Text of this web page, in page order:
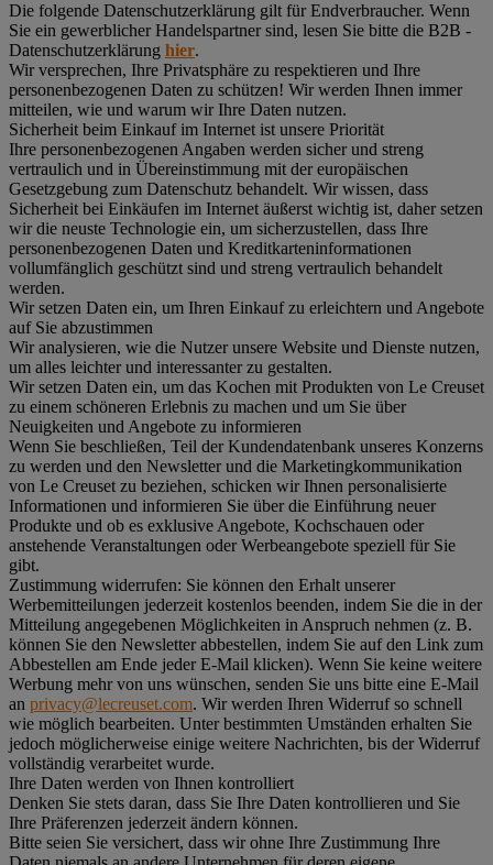
Die folgende Datenschutzerklärung gilt für Endverbraucher. Wenn
Sie ein gewerblicher Handelspartner sind, lesen Sie bitte die B2B -
Datenschutzerklärung hier.
Wir versprechen, Ihre Privatsphäre zu respektieren und Ihre
personenbezogenen Daten zu schützen! Wir werden Ihnen immer
mitteilen, wie und warum wir Ihre Daten nutzen.
Sicherheit beim Einkauf im Internet ist unsere Priorität
Ihre personenbezogenen Angaben werden sicher und streng
vertraulich und in Übereinstimmung mit der europäischen
Gesetzgebung zum Datenschutz behandelt. Wir wissen, dass
Sicherheit bei Einkäufen im Internet äußerst wichtig ist, daher setzen
wir die neuste Technologie ein, um sicherzustellen, dass Ihre
personenbezogenen Daten und Kreditkarteninformationen
vollumfänglich geschützt sind und streng vertraulich behandelt
werden.
Wir setzen Daten ein, um Ihren Einkauf zu erleichtern und Angebote
auf Sie abzustimmen
Wir analysieren, wie die Nutzer unsere Website und Dienste nutzen,
um alles leichter und interessanter zu gestalten.
Wir setzen Daten ein, um das Kochen mit Produkten von Le Creuset
zu einem schöneren Erlebnis zu machen und um Sie über
Neuigkeiten und Angebote zu informieren
Wenn Sie beschließen, Teil der Kundendatenbank unseres Konzerns
zu werden und den Newsletter und die Marketingkommunikation
von Le Creuset zu beziehen, schicken wir Ihnen personalisierte
Informationen und informieren Sie über die Einführung neuer
Produkte und ob es exklusive Angebote, Kochschauen oder
anstehende Veranstaltungen oder Werbeangebote speziell für Sie
gibt.
Zustimmung widerrufen: Sie können den Erhalt unserer
Werbemitteilungen jederzeit kostenlos beenden, indem Sie die in der
Mitteilung angegebenen Möglichkeiten in Anspruch nehmen (z. B.
können Sie den Newsletter abbestellen, indem Sie auf den Link zum
Abbestellen am Ende jeder E-Mail klicken). Wenn Sie keine weitere
Werbung mehr von uns wünschen, senden Sie uns bitte eine E-Mail
an privacy@lecreuset.com. Wir werden Ihren Widerruf so schnell
wie möglich bearbeiten. Unter bestimmten Umständen erhalten Sie
jedoch möglicherweise einige weitere Nachrichten, bis der Widerruf
vollständig verarbeitet wurde.
Ihre Daten werden von Ihnen kontrolliert
Denken Sie stets daran, dass Sie Ihre Daten kontrollieren und Sie
Ihre Präferenzen jederzeit ändern können.
Bitte seien Sie versichert, dass wir ohne Ihre Zustimmung Ihre